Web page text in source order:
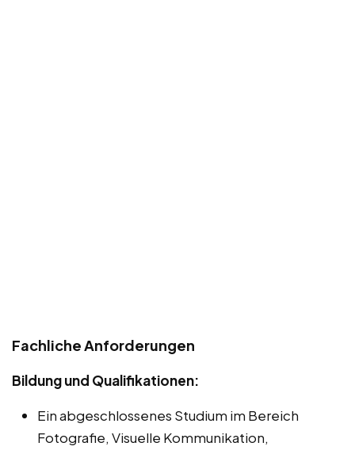
Fachliche Anforderungen
Bildung und Qualifikationen:
Ein abgeschlossenes Studium im Bereich
Fotografie, Visuelle Kommunikation,